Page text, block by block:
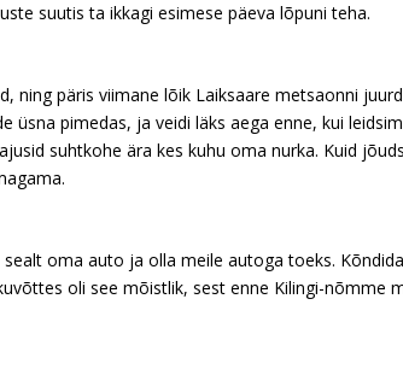
suutis ta ikkagi esimese päeva lõpuni teha.
ning päris viimane lõik Laiksaare metsaonni
üsna pimedas, ja veidi läks aega enne, kui
suhtkohe ära kes kuhu oma nurka. Kuid
oma auto ja olla meile autoga toeks.
oli see mõistlik, sest enne Kilingi-nõmme